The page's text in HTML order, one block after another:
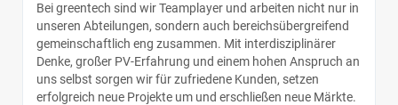
Bei greentech sind wir Teamplayer und arbeiten nicht nur in
unseren Abteilungen, sondern auch bereichsübergreifend
gemeinschaftlich eng zusammen. Mit interdisziplinärer
Denke, großer PV-Erfahrung und einem hohen Anspruch an
uns selbst sorgen wir für zufriedene Kunden, setzen
erfolgreich neue Projekte um und erschließen neue Märkte.